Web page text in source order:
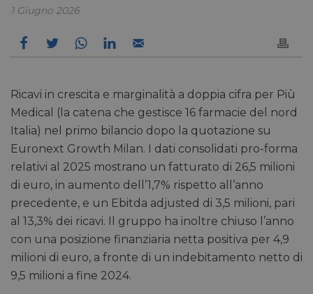
1 Giugno 2026
Ricavi in crescita e marginalità a doppia cifra per Più
Medical (la catena che gestisce 16 farmacie del nord
Italia) nel primo bilancio dopo la quotazione su
Euronext Growth Milan. I dati consolidati pro-forma
relativi al 2025 mostrano un fatturato di 26,5 milioni
di euro, in aumento dell’1,7% rispetto all’anno
precedente, e un Ebitda adjusted di 3,5 milioni, pari
al 13,3% dei ricavi. Il gruppo ha inoltre chiuso l’anno
con una posizione finanziaria netta positiva per 4,9
milioni di euro, a fronte di un indebitamento netto di
9,5 milioni a fine 2024.